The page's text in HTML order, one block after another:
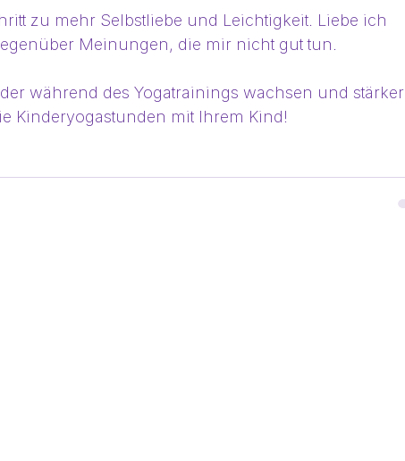
zu mehr Selbstliebe und Leichtigkeit. Liebe ich
Meinungen, die mir nicht gut tun.
während des Yogatrainings wachsen und stärker
Kinderyogastunden mit Ihrem Kind!